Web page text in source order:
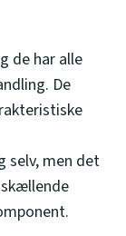
de har alle
De
selv, men det